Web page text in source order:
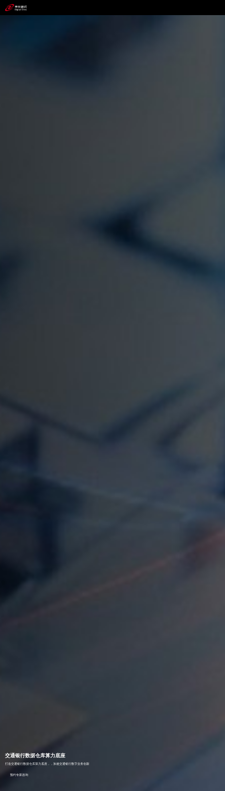
交通银行数据仓库算力底座
打造交通银行数据仓库算力底座，，加速交通银行数字业务创新
预约专家咨询